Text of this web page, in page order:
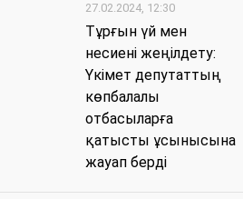
27.02.2024, 12:30
Тұрғын үй мен
несиені жеңілдету:
Үкімет депутаттың
көпбалалы
отбасыларға
қатысты ұсынысына
жауап берді